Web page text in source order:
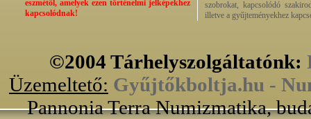
eszmétől, amelyek ezen történelmi jelképekhez
kapcsolódnak!
szobrokat, kapcsolódó
illetve a gyűjteményekhez
©2004 Tárhelyszolgáltatónk:
Üzemeltető: Gyűjtőkboltja.hu -
Pannonia Terra Numizmatika,